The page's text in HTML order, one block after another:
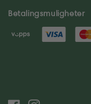
Betalingsmuligheter